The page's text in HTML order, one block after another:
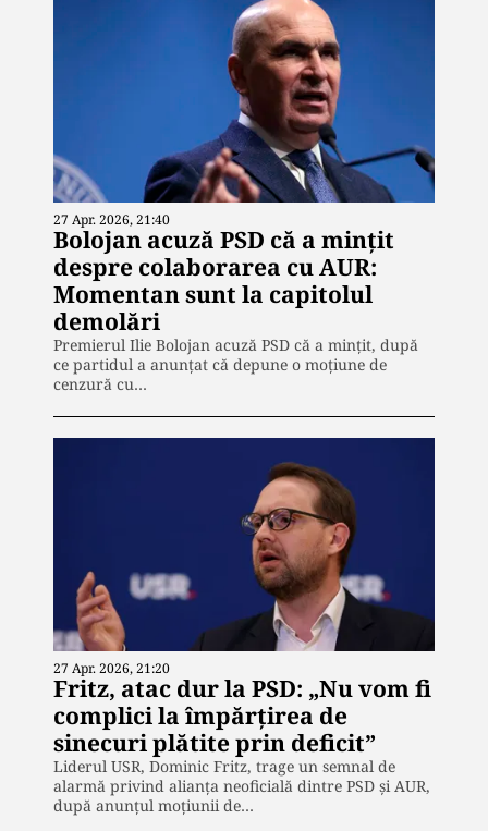
27 Apr. 2026, 21:40
Bolojan acuză PSD că a mințit
despre colaborarea cu AUR:
Momentan sunt la capitolul
demolări
Premierul Ilie Bolojan acuză PSD că a mințit, după
ce partidul a anunțat că depune o moțiune de
cenzură cu…
27 Apr. 2026, 21:20
Fritz, atac dur la PSD: „Nu vom fi
complici la împărțirea de
sinecuri plătite prin deficit”
Liderul USR, Dominic Fritz, trage un semnal de
alarmă privind alianța neoficială dintre PSD și AUR,
după anunțul moțiunii de…